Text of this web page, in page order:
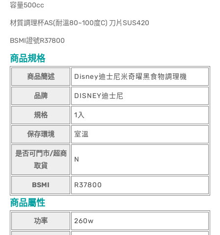
容量500cc
材質調理杯AS(耐溫80~100度C) 刀片SUS420
BSMI證號R37800
商品規格
商品簡述 Disney迪士尼米奇曜黑食物調理機
品牌 DISNEY迪士尼
規格 1入
保存環境 室溫
是否可門市/超商
取貨
N
BSMI R37800
商品屬性
功率 260w